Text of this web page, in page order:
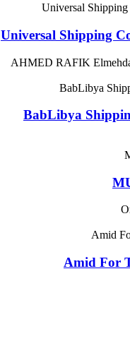
Universal Shipping
AHMED RAFIK
BabLibya
Amid For